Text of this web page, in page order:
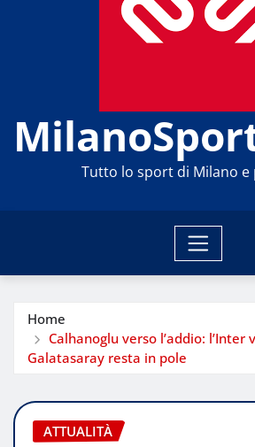
Tutto lo sport di Milano e
Home
Calhanoglu verso l’addio:
Galatasaray resta in pole
ATTUALITÀ